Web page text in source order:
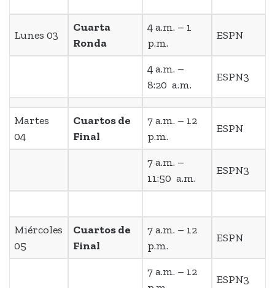
Lunes 03
Cuarta
Ronda
4 a.m. – 1
p.m.
ESPN
4 a.m. –
8:20 a.m.
ESPN3
Martes
04
Cuartos de
Final
7 a.m. – 12
p.m.
ESPN
7 a.m. –
11:50 a.m.
ESPN3
Miércoles
05
Cuartos de
Final
7 a.m. – 12
p.m.
ESPN
7 a.m. – 12
ESPN3